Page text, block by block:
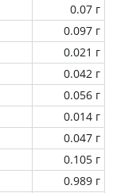
0.07 г
0.097 г
0.021 г
0.042 г
0.056 г
0.014 г
0.047 г
0.105 г
0.989 г